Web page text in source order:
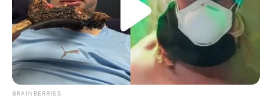
BRAINBERRIES